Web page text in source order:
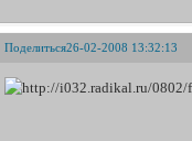
Поделиться26-02-2008 13:32:13